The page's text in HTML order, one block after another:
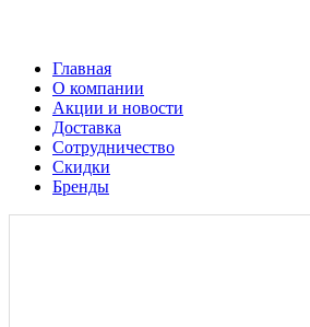
Главная
О компании
Акции и новости
Доставка
Сотрудничество
Скидки
Бренды